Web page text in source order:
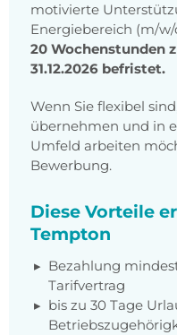
motivierte
Energiebereich (m/w/
20 Wochenstunden
31.12.2026 befristet.
Wenn Sie flexibel
übernehmen und in
Umfeld arbeiten
Bewerbung.
Diese Vorteile
Tempton
Bezahlung
Tarifvertrag
bis zu 30 Tage